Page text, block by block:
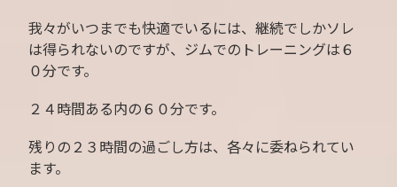
我々がいつまでも快適でいるには、継続でしかソレ
は得られないのですが、ジムでのトレーニングは６
０分です。
２４時間ある内の６０分です。
残りの２３時間の過ごし方は、各々に委ねられてい
ます。